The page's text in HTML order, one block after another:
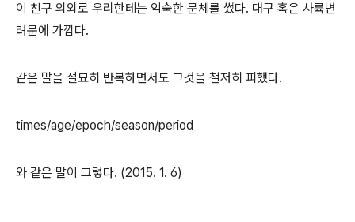
이 친구 의외로 우리한테는 익숙한 문체를 썼다. 대구 혹은 사륙변
려문에 가깝다.
같은 말을 절묘히 반복하면서도 그것을 철저히 피했다.
times/age/epoch/season/period
와 같은 말이 그렇다. (2015. 1. 6)